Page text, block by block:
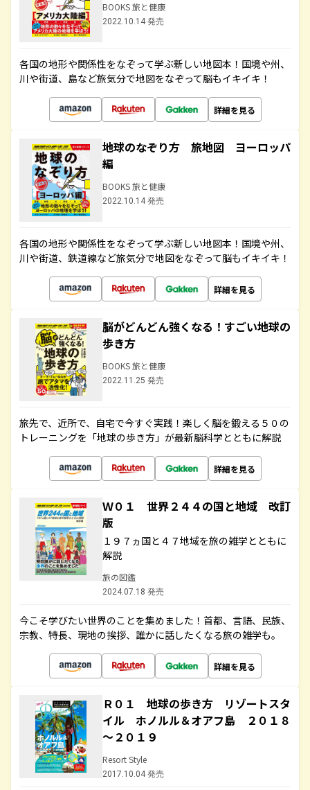
BOOKS 旅と健康
2022.10.14 発売
各国の地形や関係性をなぞって学ぶ新しい地図本！国境や州、
川や街道、島など旅気分で地図をなぞって脳もイキイキ！
詳細を見る
地球のなぞり方 旅地図 ヨーロッパ
編
BOOKS 旅と健康
2022.10.14 発売
各国の地形や関係性をなぞって学ぶ新しい地図本！国境や州、
川や街道、鉄道線など旅気分で地図をなぞって脳もイキイキ！
詳細を見る
脳がどんどん強くなる！すごい地球の
歩き方
BOOKS 旅と健康
2022.11.25 発売
旅先で、近所で、自宅で今すぐ実践！楽しく脳を鍛える５０の
トレーニングを「地球の歩き方」が最新脳科学とともに解説
詳細を見る
Ｗ０１ 世界２４４の国と地域 改訂
版
１９７ヵ国と４７地域を旅の雑学とともに
解説
旅の図鑑
2024.07.18 発売
今こそ学びたい世界のことを集めました！首都、言語、民族、
宗教、特長、現地の挨拶、誰かに話したくなる旅の雑学も。
詳細を見る
Ｒ０１ 地球の歩き方 リゾートスタ
イル ホノルル＆オアフ島 ２０１８
～２０１９
Resort Style
2017.10.04 発売